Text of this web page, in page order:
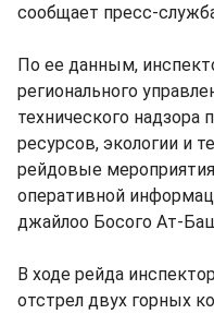
сообщает пресс-
По ее данным,
регионального
технического
ресурсов, экологии и
рейдовые
оперативной
джайлоо Босого Ат-
В ходе рейда
отстрел двух горных